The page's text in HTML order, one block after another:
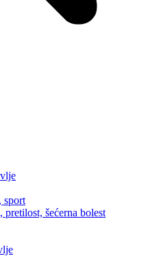
sport
pretilost, šećerna bolest